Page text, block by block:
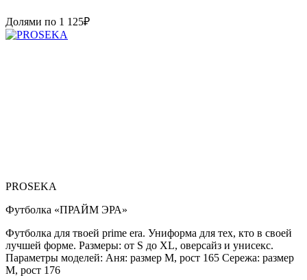
Долями по 1 125₽
PROSEKA
Футболка «ПРАЙМ ЭРА»
Футболка для твоей prime era. Униформа для тех, кто в своей
лучшей форме. Размеры: от S до XL, оверсайз и унисекс.
Параметры моделей: Аня: размер М, рост 165 Сережа: размер
M, рост 176